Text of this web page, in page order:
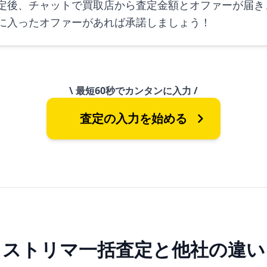
後、チャットで買取店から査定金額とオファーが届
入ったオファーがあれば承諾しましょう！
\ 最短60秒でカンタンに入力 /
査定の入力を始める
ストリマ一括査定と他社の違い